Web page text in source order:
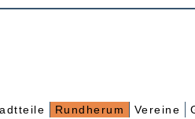
Rundherum Vereine